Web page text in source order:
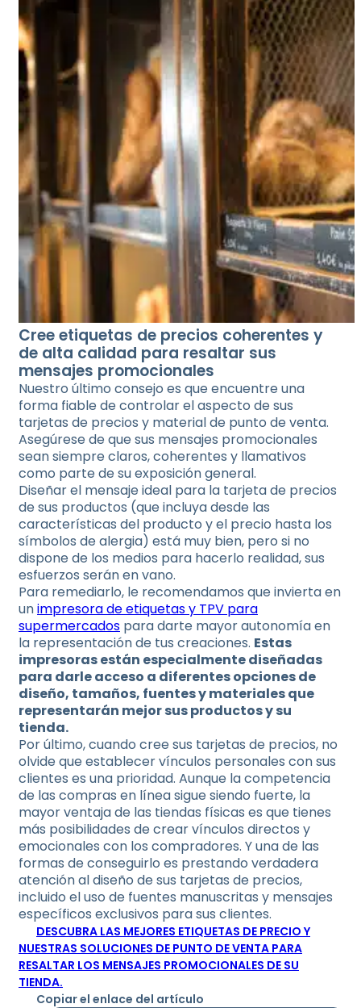
Cree etiquetas de precios coherentes y
de alta calidad para resaltar sus
mensajes promocionales
Nuestro último consejo es que encuentre una
forma fiable de controlar el aspecto de sus
tarjetas de precios y material de punto de venta.
Asegúrese de que sus mensajes promocionales
sean siempre claros, coherentes y llamativos
como parte de su exposición general.
Diseñar el mensaje ideal para la tarjeta de precios
de sus productos (que incluya desde las
características del producto y el precio hasta los
símbolos de alergia) está muy bien, pero si no
dispone de los medios para hacerlo realidad, sus
esfuerzos serán en vano.
Para remediarlo, le recomendamos que invierta en
unimpresora de etiquetas y TPV para
supermercados para darte mayor autonomía en
la representación de tus creaciones. Estas
impresoras están especialmente diseñadas
para darle acceso a diferentes opciones de
diseño, tamaños, fuentes y materiales que
representarán mejor sus productos y su
tienda.
Por último, cuando cree sus tarjetas de precios, no
olvide que establecer vínculos personales con sus
clientes es una prioridad. Aunque la competencia
de las compras en línea sigue siendo fuerte, la
mayor ventaja de las tiendas físicas es que tienes
más posibilidades de crear vínculos directos y
emocionales con los compradores. Y una de las
formas de conseguirlo es prestando verdadera
atención al diseño de sus tarjetas de precios,
incluido el uso de fuentes manuscritas y mensajes
específicos exclusivos para sus clientes.
DESCUBRA LAS MEJORES ETIQUETAS DE PRECIO Y
NUESTRAS SOLUCIONES DE PUNTO DE VENTA PARA
RESALTAR LOS MENSAJES PROMOCIONALES DE SU
TIENDA.
Copiar el enlace del artículo